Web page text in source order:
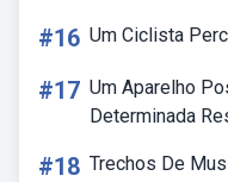
#16 Um Ciclista
#17 Um Aparelho
Determinada
#18 Trechos De